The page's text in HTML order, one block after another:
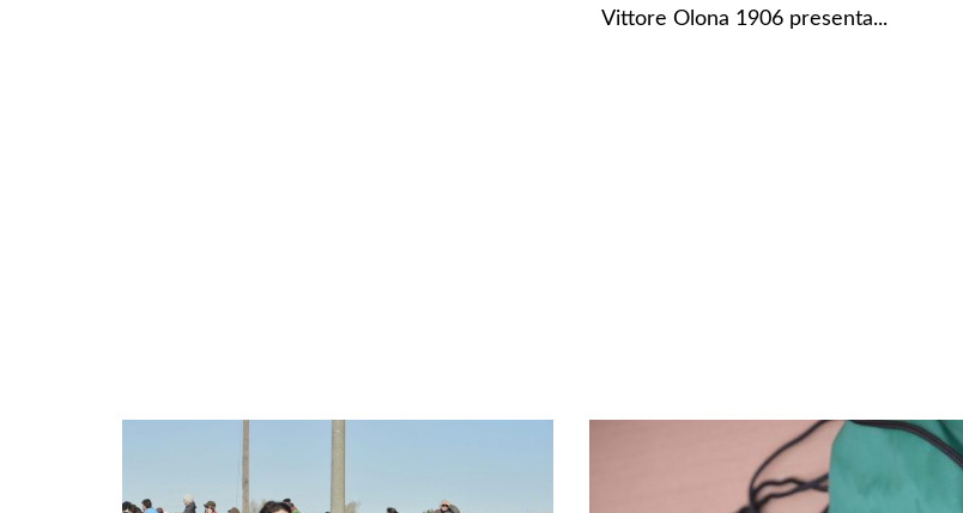
Vittore Olona 1906 presenta...